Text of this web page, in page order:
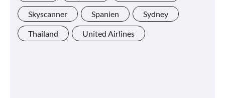
Skyscanner Spanien Sydney
Thailand United Airlines